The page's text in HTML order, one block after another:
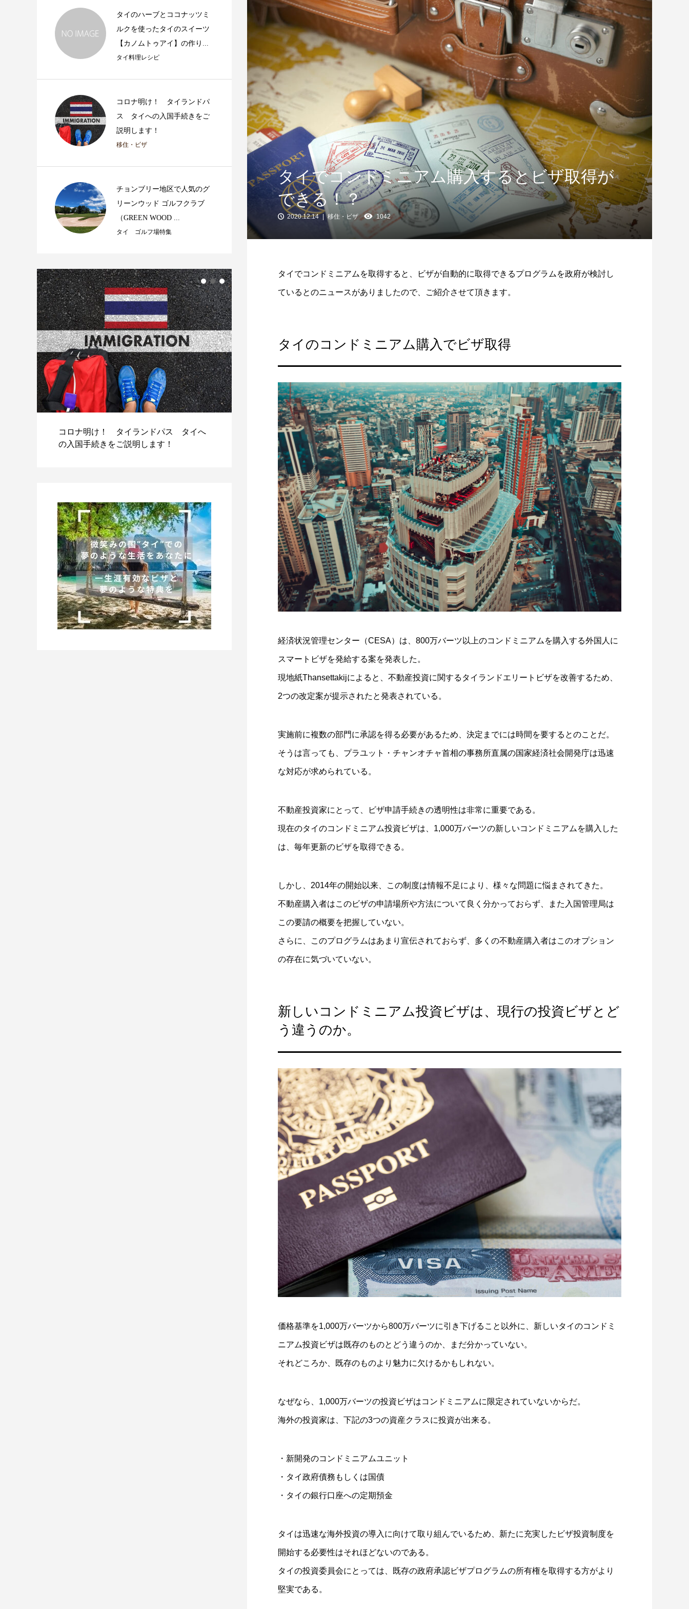
状(5/29現在)
バーツの補助金を承認
の新型コロナウイルス関連...
10月までにバンコクへの...
タイでコンドミニアム購入するとビザ取得が
できる！？
2020.12.14 移住・ビザ 1042
タイでコンドミニアムを取得すると、ビザが自動的に取得できるプログラムを政府が検討し
ているとのニュースがありましたので、ご紹介させて頂きます。
タイのコンドミニアム購入でビザ取得
経済状況管理センター（CESA）は、800万バーツ以上のコンドミニアムを購入する外国人に
スマートビザを発給する案を発表した。
現地紙Thansettakijによると、不動産投資に関するタイランドエリートビザを改善するため、
2つの改定案が提示されたと発表されている。
実施前に複数の部門に承認を得る必要があるため、決定までには時間を要するとのことだ。
そうは言っても、プラユット・チャンオチャ首相の事務所直属の国家経済社会開発庁は迅速
な対応が求められている。
不動産投資家にとって、ビザ申請手続きの透明性は非常に重要である。
現在のタイのコンドミニアム投資ビザは、1,000万バーツの新しいコンドミニアムを購入した
は、毎年更新のビザを取得できる。
しかし、2014年の開始以来、この制度は情報不足により、様々な問題に悩まされてきた。
不動産購入者はこのビザの申請場所や方法について良く分かっておらず、また入国管理局は
この要請の概要を把握していない。
さらに、このプログラムはあまり宣伝されておらず、多くの不動産購入者はこのオプション
の存在に気づいていない。
新しいコンドミニアム投資ビザは、現行の投資ビザとど
う違うのか。
価格基準を1,000万バーツから800万バーツに引き下げること以外に、新しいタイのコンドミ
ニアム投資ビザは既存のものとどう違うのか、まだ分かっていない。
それどころか、既存のものより魅力に欠けるかもしれない。
なぜなら、1,000万バーツの投資ビザはコンドミニアムに限定されていないからだ。
海外の投資家は、下記の3つの資産クラスに投資が出来る。
・新開発のコンドミニアムユニット
・タイ政府債務もしくは国債
・タイの銀行口座への定期預金
タイは迅速な海外投資の導入に向けて取り組んでいるため、新たに充実したビザ投資制度を
開始する必要性はそれほどないのである。
タイの投資委員会にとっては、既存の政府承認ビザプログラムの所有権を取得する方がより
堅実である。
タイのハーブとココナッツミ
ルクを使ったタイのスイーツ
【カノムトゥアイ】の作り...
タイ料理レシピ
コロナ明け！ タイランドパ
ス タイへの入国手続きをご
説明します！
移住・ビザ
チョンブリー地区で人気のグ
リーンウッド ゴルフクラブ
（GREEN WOOD ...
タイ ゴルフ場特集
コロナ明け！ タイランドパス タイへ
の入国手続きをご説明します！
チョンブリー地区で人気のグリーンウッ
ド ゴルフクラブ（GREEN W...
タイのハーブとココナッツミルクを使っ
たタイのスイーツ【カノムトゥアイ...